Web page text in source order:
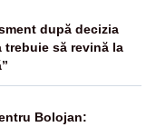
după decizia
trebuie să revină la
Bolojan: